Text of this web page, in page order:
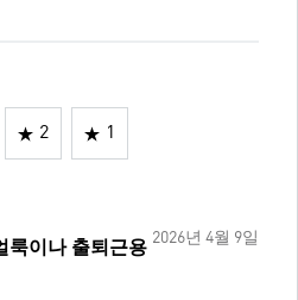
2 1
2026년 4월 9일
룩이나 출퇴근용